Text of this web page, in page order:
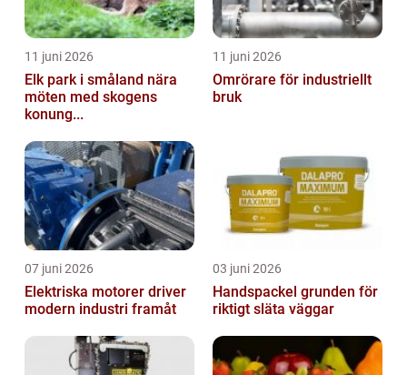
11 juni 2026
Elk park i småland nära
möten med skogens
konung...
11 juni 2026
Omrörare för industriellt
bruk
07 juni 2026
Elektriska motorer driver
modern industri framåt
03 juni 2026
Handspackel grunden för
riktigt släta väggar